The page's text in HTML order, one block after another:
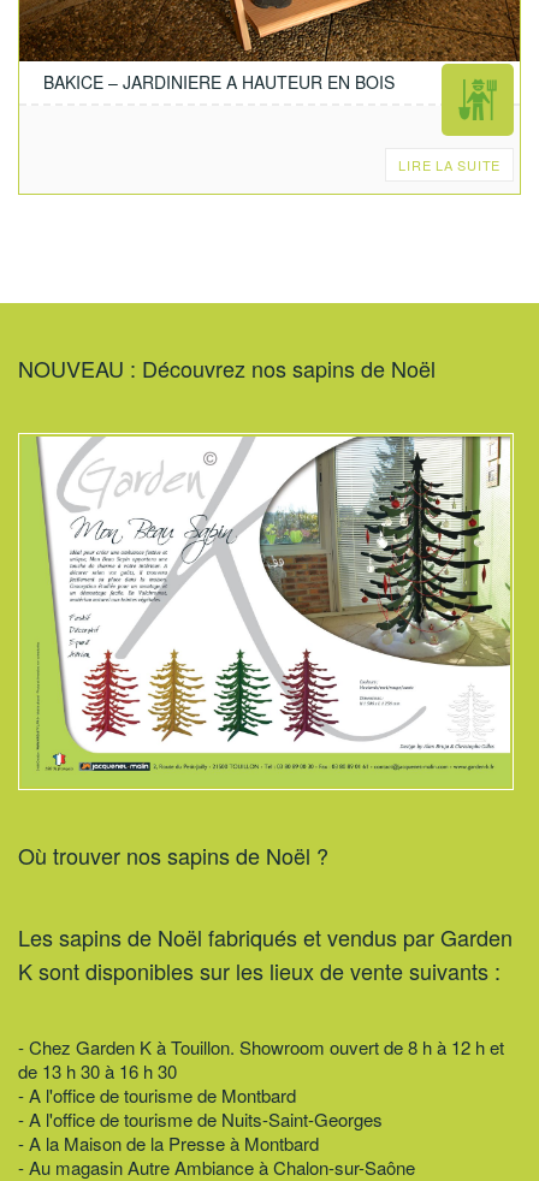
BAKICE – JARDINIERE A HAUTEUR EN BOIS
LIRE LA SUITE
NOUVEAU : Découvrez nos sapins de Noël
Où trouver nos sapins de Noël ?
Les sapins de Noël fabriqués et vendus par Garden
K sont disponibles sur les lieux de vente suivants :
- Chez Garden K à Touillon. Showroom ouvert de 8 h à 12 h et
de 13 h 30 à 16 h 30
- A l'office de tourisme de Montbard
- A l'office de tourisme de Nuits-Saint-Georges
- A la Maison de la Presse à Montbard
- Au magasin Autre Ambiance à Chalon-sur-Saône